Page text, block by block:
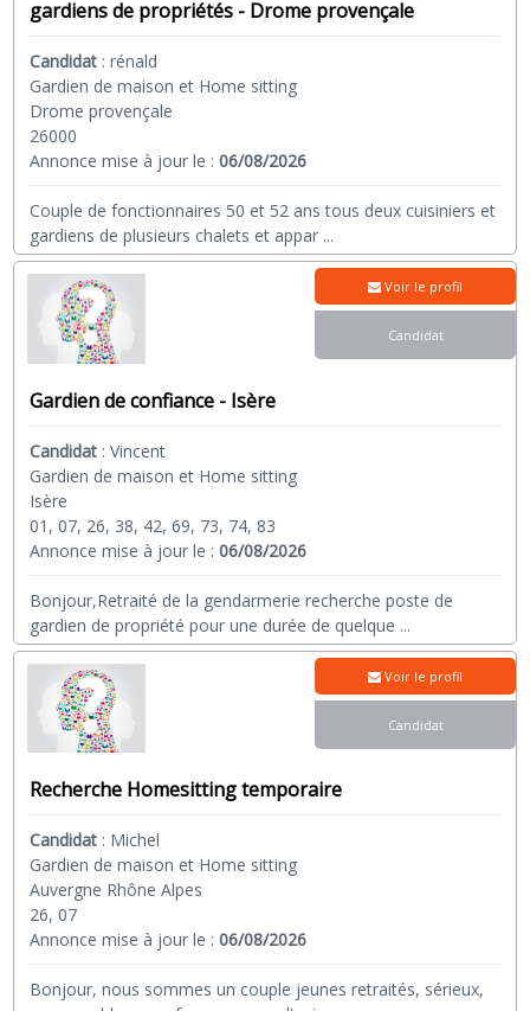
gardiens de propriétés - Drome provençale
Candidat :rénald
Gardien de maison et Home sitting
Drome provençale
26000
Annonce mise à jour le :06/08/2026
Couple de fonctionnaires 50 et 52 ans tous deux cuisiniers et
gardiens de plusieurs chalets et appar ...
Gardien de confiance - Isère
Candidat :Vincent
Gardien de maison et Home sitting
Isère
01, 07, 26, 38, 42, 69, 73, 74, 83
Annonce mise à jour le :06/08/2026
Bonjour,Retraité de la gendarmerie recherche poste de
gardien de propriété pour une durée de quelque ...
Voir le profil
Candidat
Recherche Homesitting temporaire
Candidat : Michel
Gardien de maison et Home sitting
Auvergne Rhône Alpes
26, 07
Annonce mise à jour le :06/08/2026
Bonjour, nous sommes un couple jeunes retraités, sérieux,
Voir le profil
Candidat